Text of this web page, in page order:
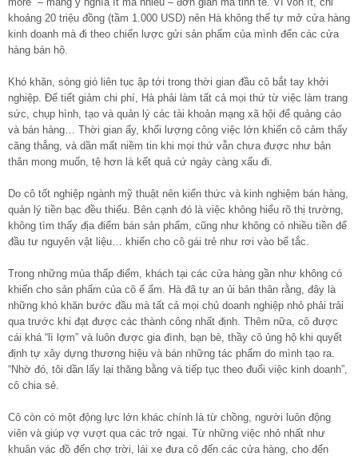
khoảng 20 triệu đồng (tầm 1.000 USD) nên Hà không thể tự mở cửa hàng
kinh doanh mà đi theo chiến lược gửi sản phẩm của mình đến các cửa
hàng bán hộ.
Khó khăn, sóng gió liên tục ập tới trong thời gian đầu cô bắt tay khởi
nghiệp. Để tiết giảm chi phí, Hà phải làm tất cả mọi thứ từ việc làm trang
sức, chụp hình, tạo và quản lý các tài khoản mạng xã hội để quảng cáo
và bán hàng… Thời gian ấy, khối lượng công việc lớn khiến cô cảm thấy
căng thẳng, và dần mất niềm tin khi mọi thứ vẫn chưa được như bản
thân mong muốn, tệ hơn là kết quả cứ ngày càng xấu đi.
Do cô tốt nghiệp ngành mỹ thuật nên kiến thức và kinh nghiệm bán hàng,
quản lý tiền bạc đều thiếu. Bên cạnh đó là việc không hiểu rõ thị trường,
không tìm thấy địa điểm bán sản phẩm, cũng như không có nhiều tiền để
đầu tư nguyên vật liệu… khiến cho cô gái trẻ như rơi vào bế tắc.
Trong những mùa thấp điểm, khách tại các cửa hàng gần như không có
khiến cho sản phẩm của cô ế ẩm. Hà đã tự an ủi bản thân rằng, đây là
những khó khăn bước đầu mà tất cả mọi chủ doanh nghiệp nhỏ phải trải
qua trước khi đạt được các thành công nhất định. Thêm nữa, cô được
cái khá “lì lợm” và luôn được gia đình, bạn bè, thầy cô ủng hộ khi quyết
định tự xây dựng thương hiệu và bán những tác phẩm do mình tạo ra.
“Nhờ đó, tôi dần lấy lại thăng bằng và tiếp tục theo đuổi việc kinh doanh”,
cô chia sẻ.
Cô còn có một động lực lớn khác chính là từ chồng, người luôn động
viên và giúp vợ vượt qua các trở ngại. Từ những việc nhỏ nhất như
khuân vác đồ đến chợ trời, lái xe đưa cô đến các cửa hàng, cho đến